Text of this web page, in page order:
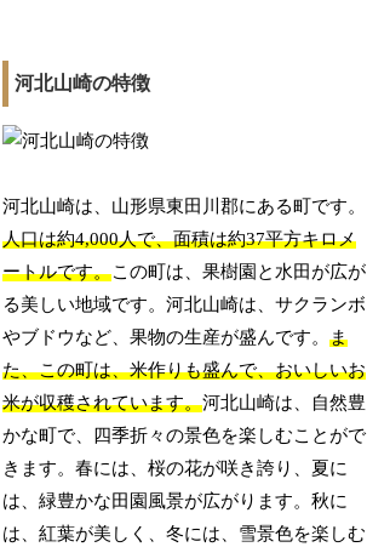
河北山崎の特徴
河北山崎は、山形県東田川郡にある町です。
人口は約4,000人で、面積は約37平方キロメ
ートルです。この町は、果樹園と水田が広が
る美しい地域です。河北山崎は、サクランボ
やブドウなど、果物の生産が盛んです。ま
た、この町は、米作りも盛んで、おいしいお
米が収穫されています。河北山崎は、自然豊
かな町で、四季折々の景色を楽しむことがで
きます。春には、桜の花が咲き誇り、夏に
は、緑豊かな田園風景が広がります。秋に
は、紅葉が美しく、冬には、雪景色を楽しむ